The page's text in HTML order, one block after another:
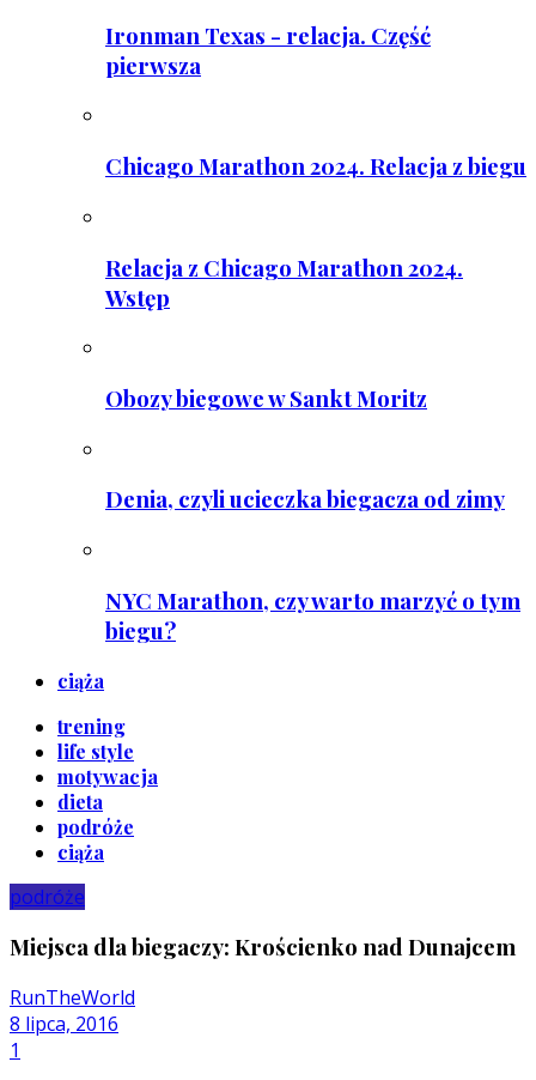
Ironman Texas - relacja. Część
pierwsza
Chicago Marathon 2024. Relacja z biegu
Relacja z Chicago Marathon 2024.
Wstęp
Obozy biegowe w Sankt Moritz
Denia, czyli ucieczka biegacza od zimy
NYC Marathon, czy warto marzyć o tym
biegu?
ciąża
trening
life style
motywacja
dieta
podróże
ciąża
podróże
Miejsca dla biegaczy: Krościenko nad Dunajcem
RunTheWorld
8 lipca, 2016
1